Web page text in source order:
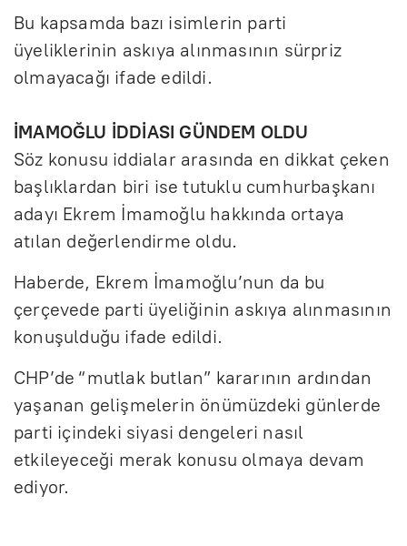
Bu kapsamda bazı isimlerin parti
üyeliklerinin askıya alınmasının sürpriz
olmayacağı ifade edildi.
İMAMOĞLU İDDİASI GÜNDEM OLDU
Söz konusu iddialar arasında en dikkat çeken
başlıklardan biri ise tutuklu cumhurbaşkanı
adayı Ekrem İmamoğlu hakkında ortaya
atılan değerlendirme oldu.
Haberde, Ekrem İmamoğlu’nun da bu
çerçevede parti üyeliğinin askıya alınmasının
konuşulduğu ifade edildi.
CHP’de “mutlak butlan” kararının ardından
yaşanan gelişmelerin önümüzdeki günlerde
parti içindeki siyasi dengeleri nasıl
etkileyeceği merak konusu olmaya devam
ediyor.